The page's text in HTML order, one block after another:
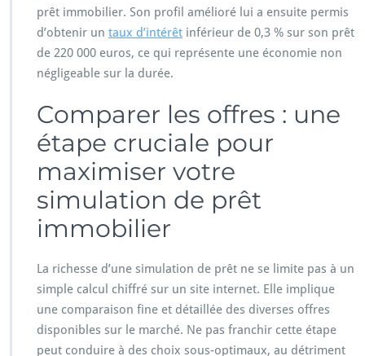
prêt immobilier. Son profil amélioré lui a ensuite permis
d’obtenir un taux d’intérêt inférieur de 0,3 % sur son prêt
de 220 000 euros, ce qui représente une économie non
négligeable sur la durée.
Comparer les offres : une
étape cruciale pour
maximiser votre
simulation de prêt
immobilier
La richesse d’une simulation de prêt ne se limite pas à un
simple calcul chiffré sur un site internet. Elle implique
une comparaison fine et détaillée des diverses offres
disponibles sur le marché. Ne pas franchir cette étape
peut conduire à des choix sous-optimaux, au détriment